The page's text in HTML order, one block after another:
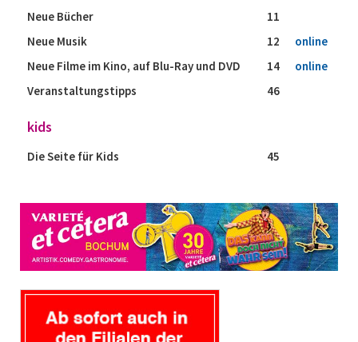
Neue Bücher
11
Neue Musik
12
online
Neue Filme im Kino, auf Blu-Ray und DVD
14
online
Veranstaltungstipps
46
kids
Die Seite für Kids 45